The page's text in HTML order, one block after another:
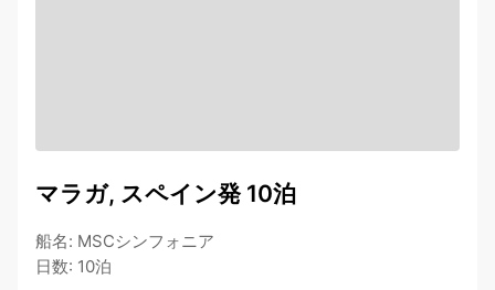
マラガ, スペイン発 10泊
船名: MSCシンフォニア
日数: 10泊